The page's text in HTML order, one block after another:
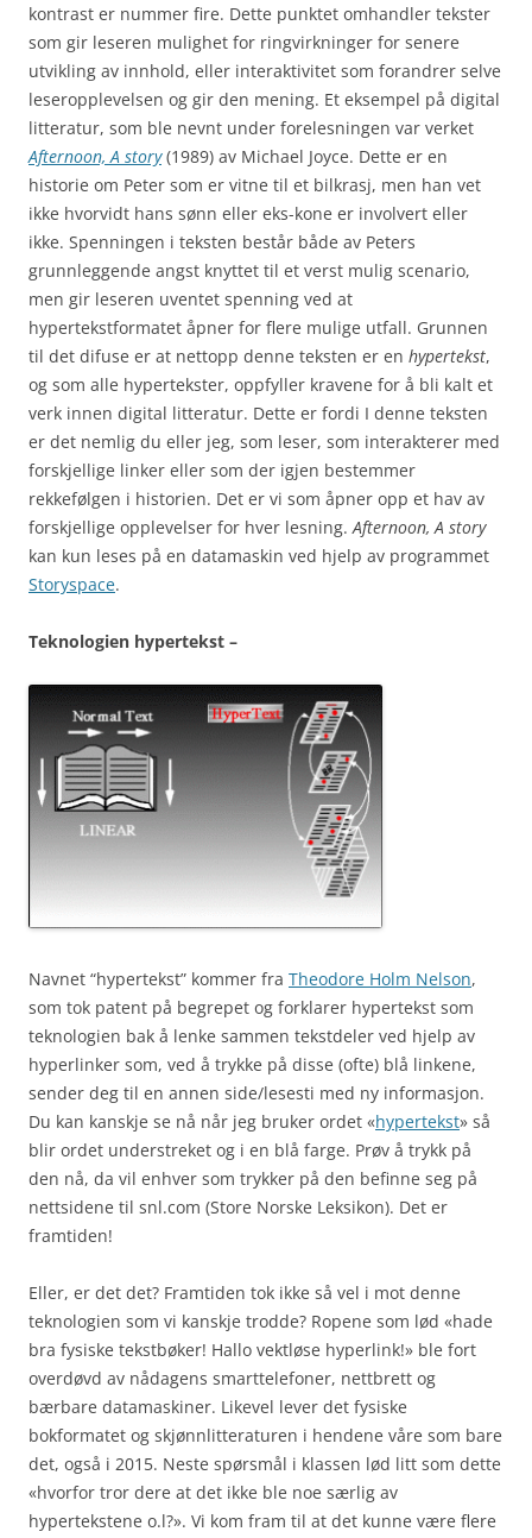
kontrast er nummer fire. Dette punktet omhandler tekster
som gir leseren mulighet for ringvirkninger for senere
utvikling av innhold, eller interaktivitet som forandrer selve
leseropplevelsen og gir den mening. Et eksempel på digital
litteratur, som ble nevnt under forelesningen var verket
Afternoon, A story(1989) av Michael Joyce. Dette er en
historie om Peter som er vitne til et bilkrasj, men han vet
ikke hvorvidt hans sønn eller eks-kone er involvert eller
ikke. Spenningen i teksten består både av Peters
grunnleggende angst knyttet til et verst mulig scenario,
men gir leseren uventet spenning ved at
hypertekstformatet åpner for flere mulige utfall. Grunnen
til det difuse er at nettopp denne teksten er en hypertekst,
og som alle hypertekster, oppfyller kravene for å bli kalt et
verk innen digital litteratur. Dette er fordi I denne teksten
er det nemlig du eller jeg, som leser, som interakterer med
forskjellige linker eller som der igjen bestemmer
rekkefølgen i historien. Det er vi som åpner opp et hav av
forskjellige opplevelser for hver lesning. Afternoon, A story
kan kun leses på en datamaskin ved hjelp av programmet
Storyspace.
Teknologien hypertekst –
Navnet “hypertekst” kommer fra Theodore Holm Nelson,
som tok patent på begrepet og forklarer hypertekst som
teknologien bak å lenke sammen tekstdeler ved hjelp av
hyperlinker som, ved å trykke på disse (ofte) blå linkene,
sender deg til en annen side/lesesti med ny informasjon.
Du kan kanskje se nå når jeg bruker ordet «hypertekst» så
blir ordet understreket og i en blå farge. Prøv å trykk på
den nå, da vil enhver som trykker på den befinne seg på
nettsidene til snl.com (Store Norske Leksikon). Det er
framtiden!
Eller, er det det? Framtiden tok ikke så vel i mot denne
teknologien som vi kanskje trodde? Ropene som lød «hade
bra fysiske tekstbøker! Hallo vektløse hyperlink!» ble fort
overdøvd av nådagens smarttelefoner, nettbrett og
bærbare datamaskiner. Likevel lever det fysiske
bokformatet og skjønnlitteraturen i hendene våre som bare
det, også i 2015. Neste spørsmål i klassen lød litt som dette
«hvorfor tror dere at det ikke ble noe særlig av
hypertekstene o.l?». Vi kom fram til at det kunne være flere